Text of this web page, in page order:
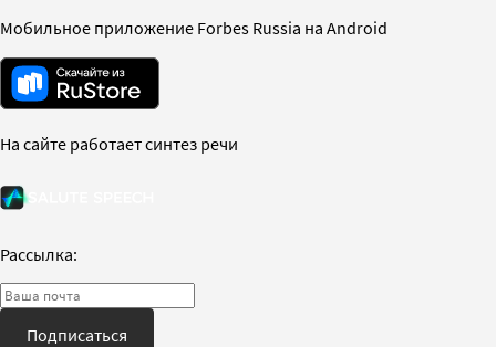
Мобильное приложение Forbes Russia на Android
На сайте работает синтез речи
Рассылка:
Подписаться